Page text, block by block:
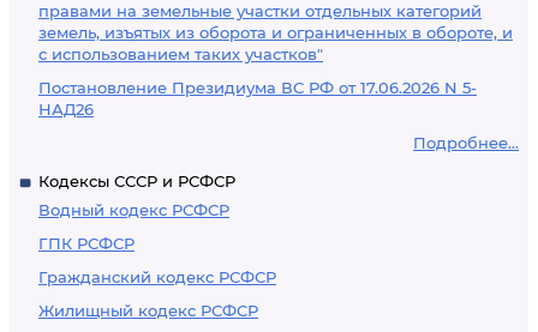
правами на земельные участки отдельных категорий
земель, изъятых из оборота и ограниченных в обороте, и
с использованием таких участков"
Постановление Президиума ВС РФ от 17.06.2026 N 5-
НАД26
Подробнее...
Кодексы СССР и РСФСР
Водный кодекс РСФСР
ГПК РСФСР
Гражданский кодекс РСФСР
Жилищный кодекс РСФСР